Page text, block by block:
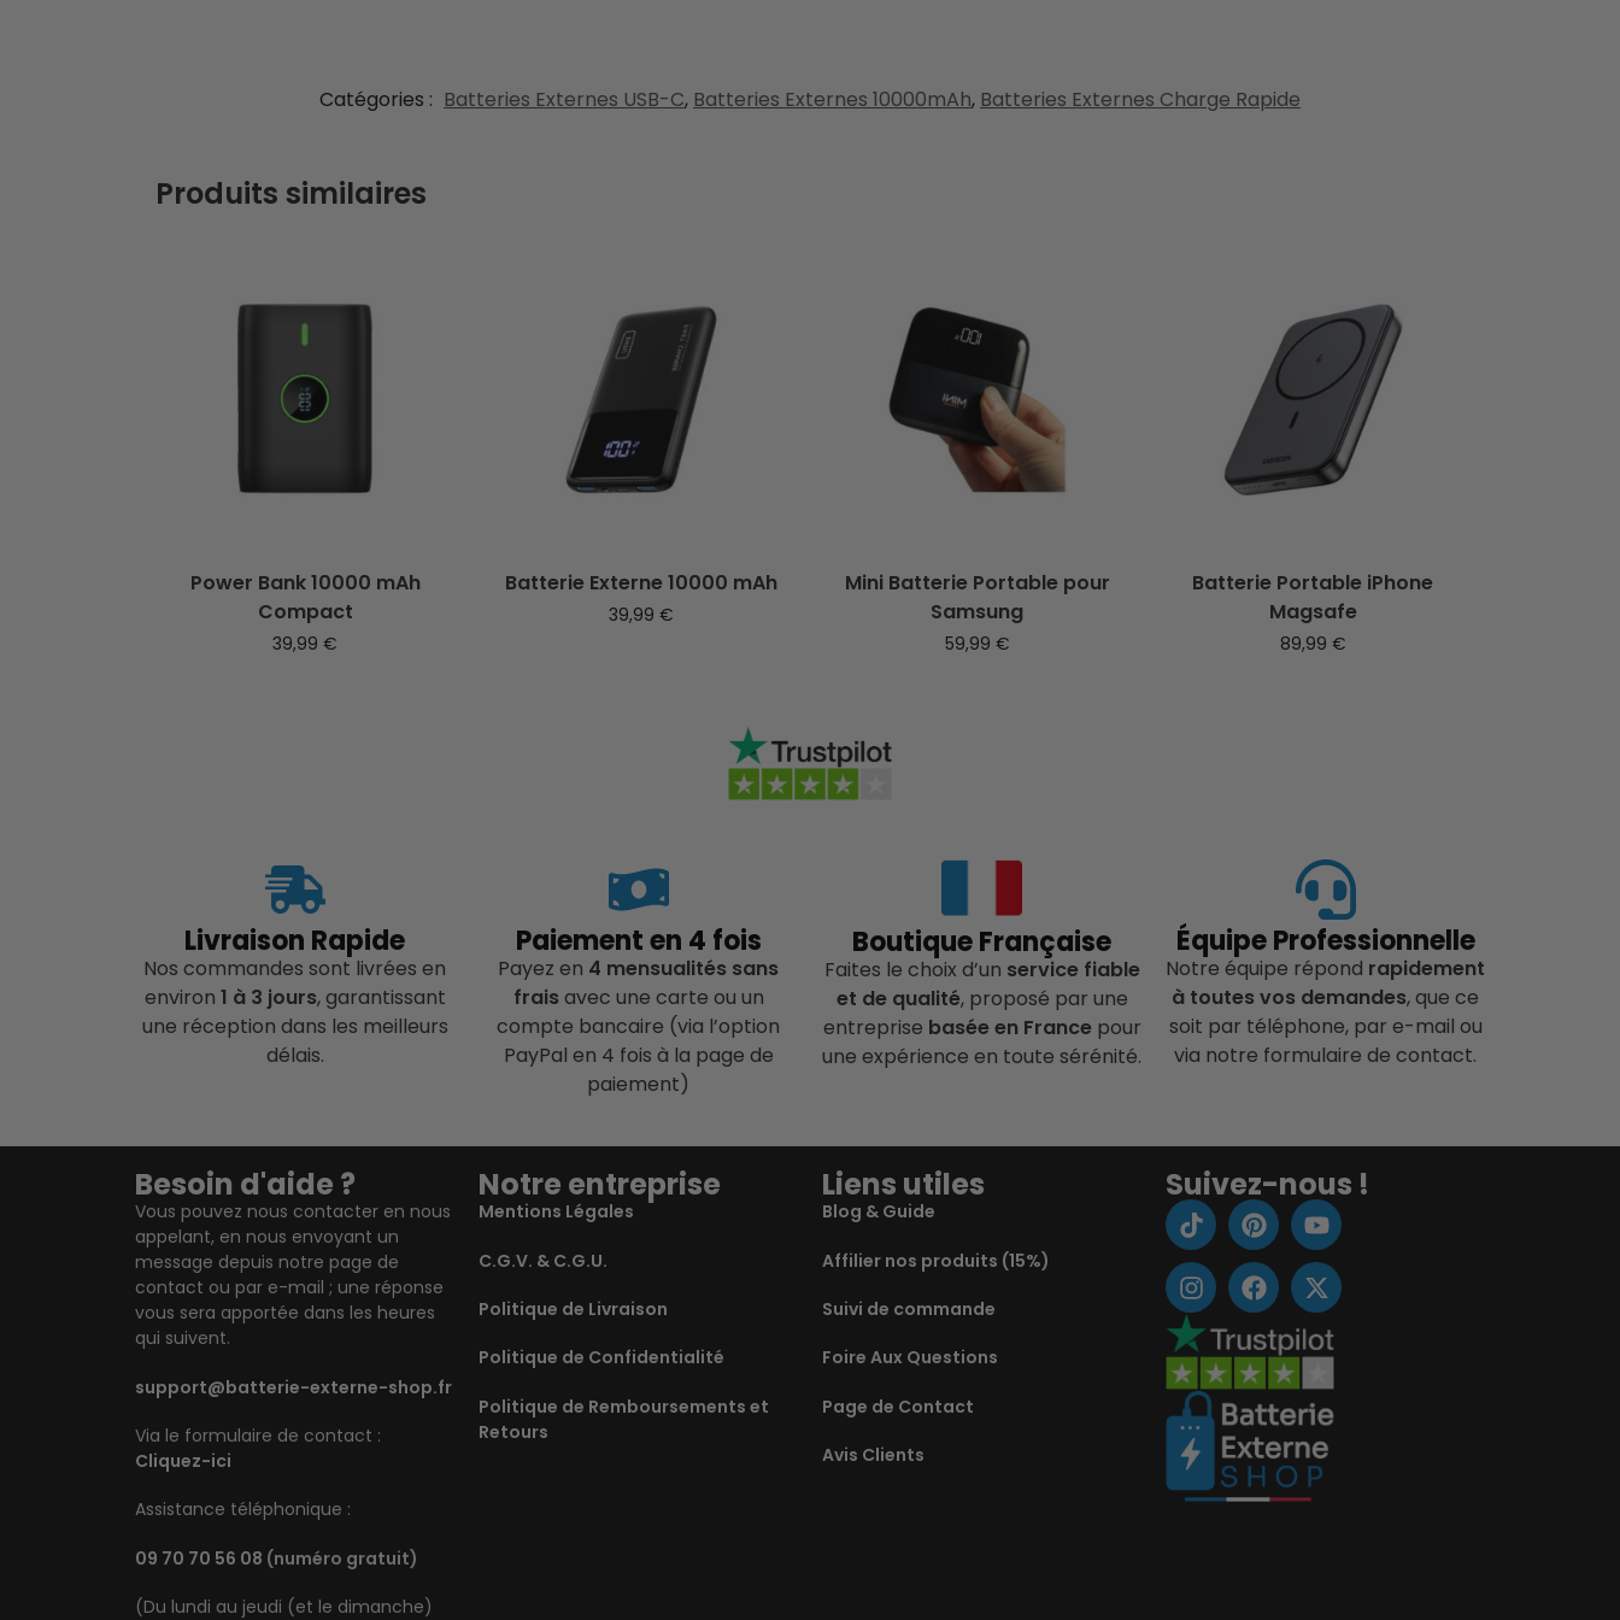
Catégories : Batteries Externes USB-C, Batteries Externes 10000mAh, Batteries Externes Charge Rapide
Produits similaires
Power Bank 10000 mAh
Compact
39,99€
Batterie Externe 10000 mAh
39,99 €
Mini Batterie Portable pour
Samsung
59,99 €
Batterie Portable iPhone
Magsafe
89,99 €
Livraison Rapide
Nos commandes sont livrées en
environ 1 à 3 jours, garantissant
une réception dans les meilleurs
délais.
Paiement en 4 fois
Payez en 4 mensualités sans
frais avec une carte ou un
compte bancaire (via l’option
PayPal en 4 fois à la page de
paiement)
Boutique Française
Faites le choix d’un service fiable
et de qualité, proposé par une
entreprise basée en France pour
une expérience en toute sérénité.
Équipe Professionnelle
Notre équipe répond rapidement
à toutes vos demandes, que ce
soit par téléphone, par e-mail ou
via notre formulaire de contact.
Besoin d'aide ?
Vous pouvez nous contacter en nous
appelant, en nous envoyant un
message depuis notre page de
contact ou par e-mail ; une réponse
vous sera apportée dans les heures
qui suivent.
support@batterie-externe-shop.fr
Via le formulaire de contact :
Cliquez-ici
Assistance téléphonique :
09 70 70 56 08 (numéro gratuit)
(Du lundi au jeudi (et le dimanche)
Notre entreprise
Mentions Légales
C.G.V. & C.G.U.
Politique de Livraison
Politique de Confidentialité
Politique de Remboursements et
Retours
Liens utiles
Blog & Guide
Affilier nos produits (15%)
Suivi de commande
Foire Aux Questions
Page de Contact
Avis Clients
Suivez-nous !